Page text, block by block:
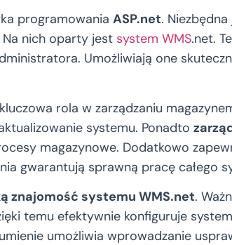
programowania ASP.net.
Na nich oparty jest system WMS.net.
Umożliwiają one
rola w zarządzaniu
systemu. Ponadto
magazynowe. Dodatkowo
gwarantują sprawną pracę całego
znajomość systemu WMS.net.
temu efektywnie konfiguruje
umożliwia wprowadzanie